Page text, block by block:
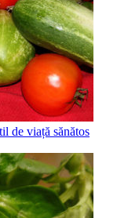
de viață sănătos